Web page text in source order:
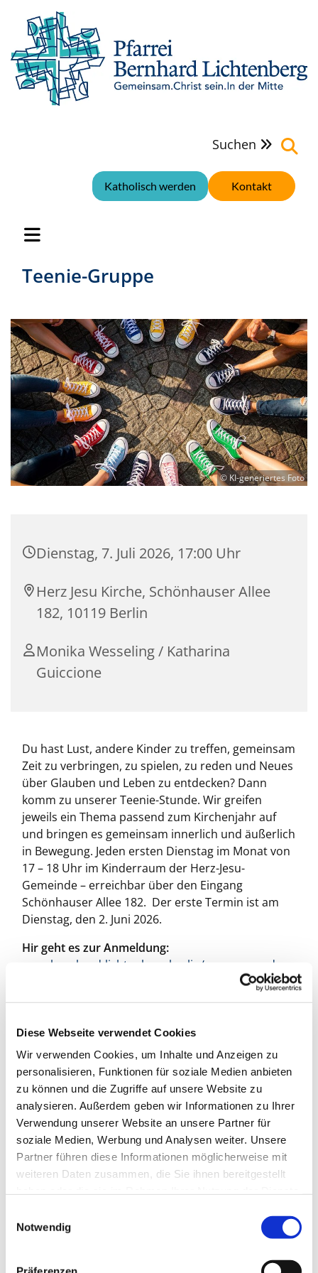
Diese Webseite verwendet Cookies
Wir verwenden Cookies, um Inhalte und Anzeigen zu
personalisieren, Funktionen für soziale Medien anbieten
zu können und die Zugriffe auf unsere Website zu
analysieren. Außerdem geben wir Informationen zu Ihrer
Verwendung unserer Website an unsere Partner für
soziale Medien, Werbung und Analysen weiter. Unsere
Partner führen diese Informationen möglicherweise mit
weiteren Daten zusammen, die Sie ihnen bereitgestellt
Notwendig
Suchen 
Kontakt
Katholisch werden
Teenie-Gruppe
© KI-generiertes Foto
Dienstag, 7. Juli 2026, 17:00 Uhr
Herz Jesu Kirche, Schönhauser Allee
182, 10119 Berlin
Monika Wesseling / Katharina
Guiccione
Du hast Lust, andere Kinder zu treffen, gemeinsam
Zeit zu verbringen, zu spielen, zu reden und Neues
über Glauben und Leben zu entdecken? Dann
komm zu unserer Teenie-Stunde. Wir greifen
jeweils ein Thema passend zum Kirchenjahr auf
und bringen es gemeinsam innerlich und äußerlich
in Bewegung. Jeden ersten Dienstag im Monat von
17 – 18 Uhr im Kinderraum der Herz-Jesu-
Gemeinde – erreichbar über den Eingang
Schönhauser Allee 182. Der erste Termin ist am
Dienstag, den 2. Juni 2026.
Hir geht es zurAnmeldung:
www.bernhard-lichtenberg.berlin/gruppen-und-
kreise/angebote-fuer-kinder/teenie-stunde-herz-
jesu